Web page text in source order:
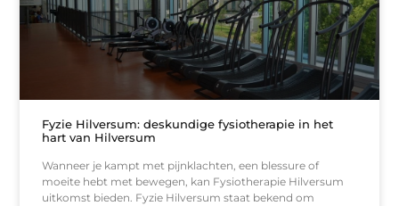
Fyzie Hilversum: deskundige fysiotherapie in het
hart van Hilversum
Wanneer je kampt met pijnklachten, een blessure of
moeite hebt met bewegen, kan Fysiotherapie Hilversum
uitkomst bieden. Fyzie Hilversum staat bekend om